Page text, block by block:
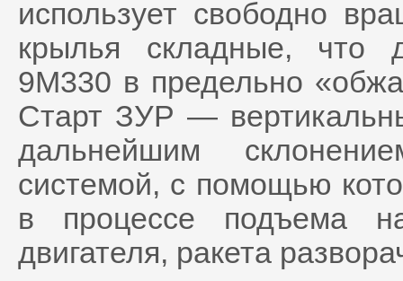
использует свободно
крылья складные, что
9М330 в предельно
Старт ЗУР —
дальнейшим
системой, с помощью
в процессе подъема
двигателя, ракета